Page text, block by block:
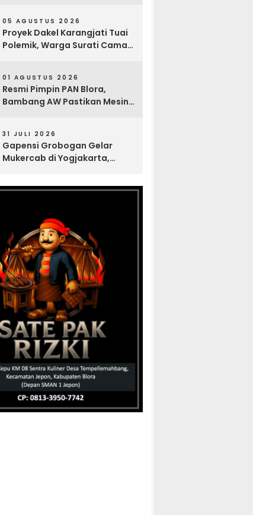
05 AGUSTUS 2026
Proyek Dakel Karangjati Tuai
Polemik, Warga Surati Camat
01 AGUSTUS 2026
Resmi Pimpin PAN Blora,
Bambang AW Pastikan Mesin
31 JULI 2026
Gapensi Grobogan Gelar
Mukercab di Yogjakarta,